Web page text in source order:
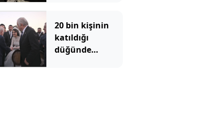
20 bin kişinin
katıldığı
düğünde